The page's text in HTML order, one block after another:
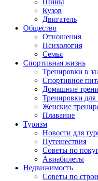
Шины
Кузов
Двигатель
Общество
Отношения
Психология
Семья
Спортивная жизнь
Тренировки в
Спортивное
Домашние
Тренировки
Женские
Плавание
Туризм
Новости для
Путешествия
Советы по
Авиабилеты
Недвижимость
Советы по